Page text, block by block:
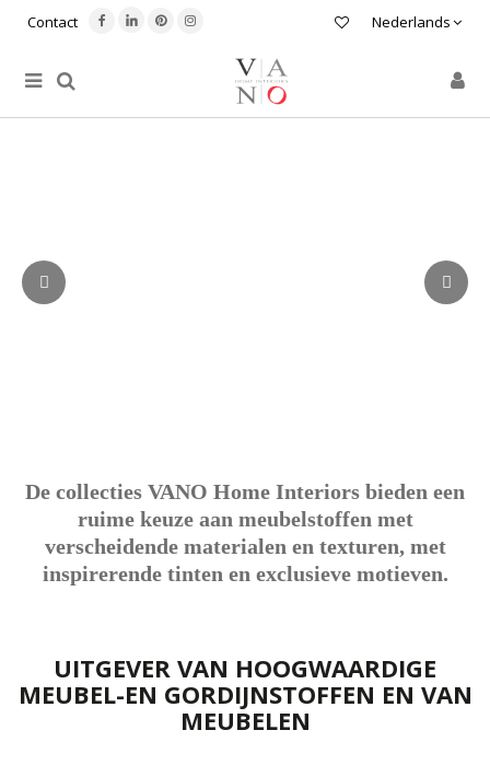
Nederlands
Contact
De collecties VANO Home Interiors bieden een
ruime keuze aan meubelstoffen met
verscheidende materialen en texturen, met
inspirerende tinten en exclusieve motieven.
UITGEVER VAN HOOGWAARDIGE
MEUBEL-EN GORDIJNSTOFFEN EN VAN
MEUBELEN